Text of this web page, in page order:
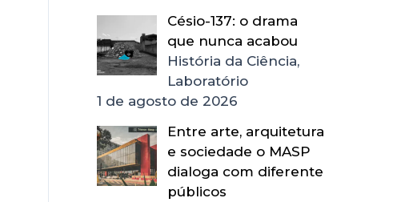
Césio-137: o drama
que nunca acabou
História da Ciência,
Laboratório
1 de agosto de 2026
Entre arte, arquitetura
e sociedade o MASP
dialoga com diferente
públicos